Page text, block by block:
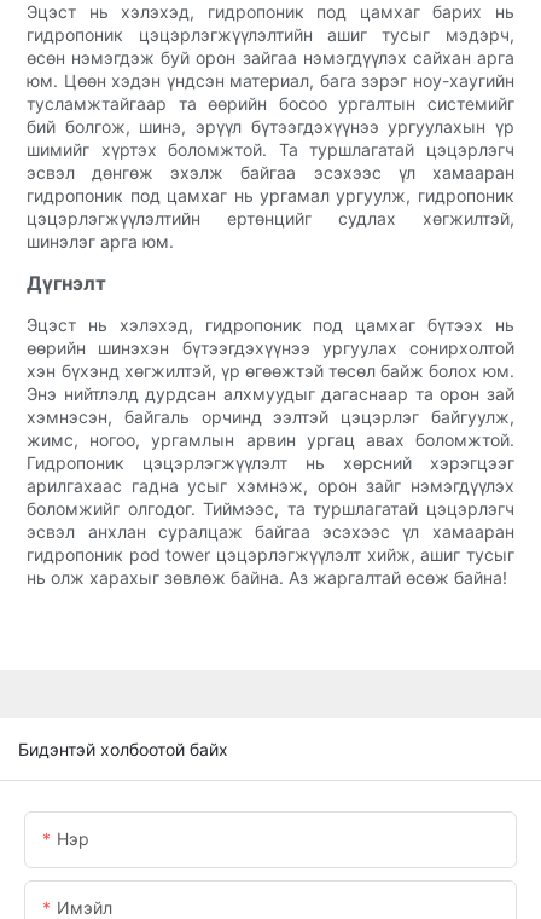
Эцэст нь хэлэхэд, гидропоник под цамхаг барих нь
гидропоник цэцэрлэгжүүлэлтийн ашиг тусыг мэдэрч,
өсөн нэмэгдэж буй орон зайгаа нэмэгдүүлэх сайхан арга
юм. Цөөн хэдэн үндсэн материал, бага зэрэг ноу-хаугийн
тусламжтайгаар та өөрийн босоо ургалтын системийг
бий болгож, шинэ, эрүүл бүтээгдэхүүнээ ургуулахын үр
шимийг хүртэх боломжтой. Та туршлагатай цэцэрлэгч
эсвэл дөнгөж эхэлж байгаа эсэхээс үл хамааран
гидропоник под цамхаг нь ургамал ургуулж, гидропоник
цэцэрлэгжүүлэлтийн ертөнцийг судлах хөгжилтэй,
шинэлэг арга юм.
Дүгнэлт
Эцэст нь хэлэхэд, гидропоник под цамхаг бүтээх нь
өөрийн шинэхэн бүтээгдэхүүнээ ургуулах сонирхолтой
хэн бүхэнд хөгжилтэй, үр өгөөжтэй төсөл байж болох юм.
Энэ нийтлэлд дурдсан алхмуудыг дагаснаар та орон зай
хэмнэсэн, байгаль орчинд ээлтэй цэцэрлэг байгуулж,
жимс, ногоо, ургамлын арвин ургац авах боломжтой.
Гидропоник цэцэрлэгжүүлэлт нь хөрсний хэрэгцээг
арилгахаас гадна усыг хэмнэж, орон зайг нэмэгдүүлэх
боломжийг олгодог. Тиймээс, та туршлагатай цэцэрлэгч
эсвэл анхлан суралцаж байгаа эсэхээс үл хамааран
гидропоник pod tower цэцэрлэгжүүлэлт хийж, ашиг тусыг
нь олж харахыг зөвлөж байна. Аз жаргалтай өсөж байна!
Бидэнтэй холбоотой байх
Нэр
Имэйл